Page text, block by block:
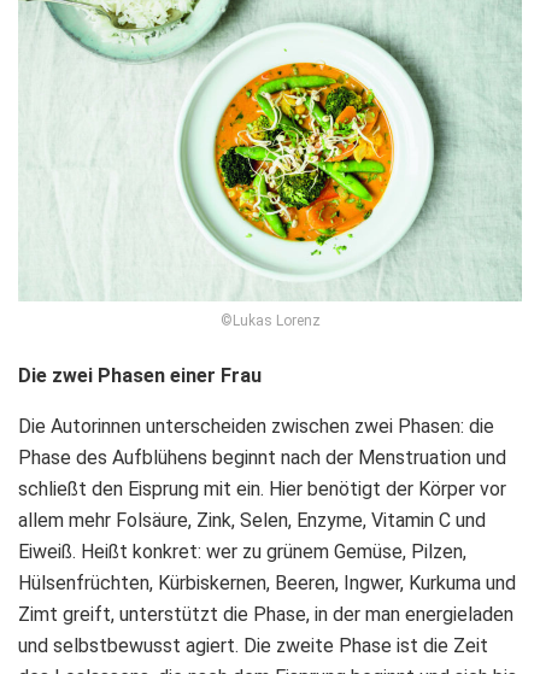
©Lukas Lorenz
Die zwei Phasen einer Frau
Die Autorinnen unterscheiden zwischen zwei Phasen: die
Phase des Aufblühens beginnt nach der Menstruation und
schließt den Eisprung mit ein. Hier benötigt der Körper vor
allem mehr Folsäure, Zink, Selen, Enzyme, Vitamin C und
Eiweiß. Heißt konkret: wer zu grünem Gemüse, Pilzen,
Hülsenfrüchten, Kürbiskernen, Beeren, Ingwer, Kurkuma und
Zimt greift, unterstützt die Phase, in der man energieladen
und selbstbewusst agiert. Die zweite Phase ist die Zeit